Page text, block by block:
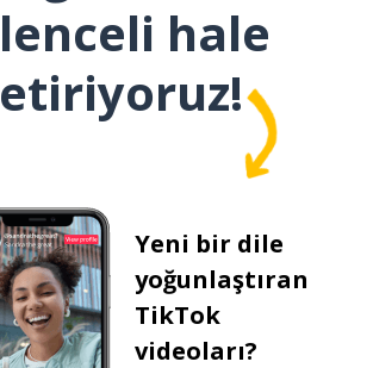
hale
Yeni bir dile
yoğunlaştıran
TikTok
videoları?